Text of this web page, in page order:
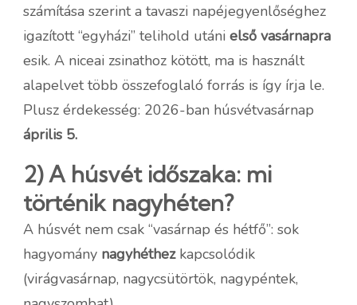
számítása szerint a tavaszi napéjegyenlőséghez
igazított “egyházi” telihold utáni első vasárnapra
esik. A niceai zsinathoz kötött, ma is használt
alapelvet több összefoglaló forrás is így írja le.
Plusz érdekesség: 2026-ban húsvétvasárnap
április 5.
2) A húsvét időszaka: mi
történik nagyhéten?
A húsvét nem csak “vasárnap és hétfő”: sok
hagyomány nagyhéthezkapcsolódik
(virágvasárnap, nagycsütörtök, nagypéntek,